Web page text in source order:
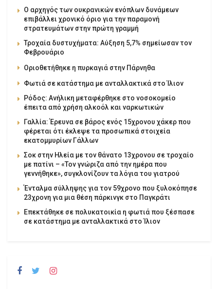
Ο αρχηγός των ουκρανικών ενόπλων δυνάμεων
επιβάλλει χρονικό όριο για την παραμονή
στρατευμάτων στην πρώτη γραμμή
Τροχαία δυστυχήματα: Αύξηση 5,7% σημείωσαν τον
Φεβρουάριο
Οριοθετήθηκε η πυρκαγιά στην Πάρνηθα
Φωτιά σε κατάστημα με ανταλλακτικά στο Ίλιον
Ρόδος: Ανήλικη μεταφέρθηκε στο νοσοκομείο
έπειτα από χρήση αλκοόλ και ναρκωτικών
Γαλλία: Έρευνα σε βάρος ενός 15χρονου χάκερ που
φέρεται ότι έκλεψε τα προσωπικά στοιχεία
εκατομμυρίων Γάλλων
Σοκ στην Ηλεία με τον θάνατο 13χρονου σε τροχαίο
με πατίνι – «Τον γνώριζα από την ημέρα που
γεννήθηκε», συγκλονίζουν τα λόγια του γιατρού
Ένταλμα σύλληψης για τον 59χρονο που ξυλοκόπησε
23χρονη για μια θέση πάρκινγκ στο Παγκράτι
Επεκτάθηκε σε πολυκατοικία η φωτιά που ξέσπασε
σε κατάστημα με ανταλλακτικά στο Ίλιον